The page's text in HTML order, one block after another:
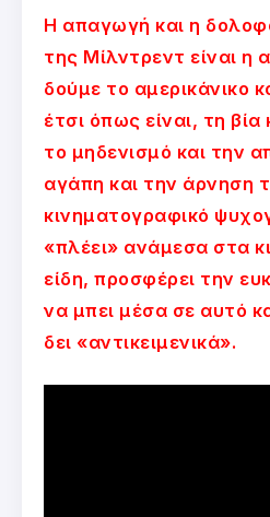
Η απαγωγή και η
της Μίλντρεντ είναι η
δούμε το αμερικάνικο
έτσι όπως είναι, τη
το μηδενισμό και την
αγάπη και την άρνηση
κινηματογραφικό
«πλέει» ανάμεσα στα
είδη, προσφέρει την
να μπει μέσα σε αυτό
δει «αντικειμενικά».